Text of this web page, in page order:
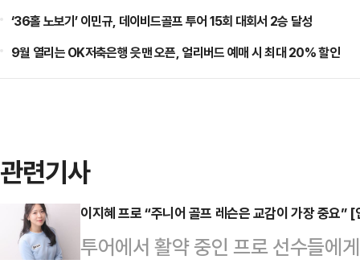
‘36홀 노보기’ 이민규, 데이비드골프 투어 15회 대회서 2승 달성
9월 열리는 OK저축은행 읏맨 오픈, 얼리버드 예매 시 최대 20% 할인
관련기사
이지혜 프로 “주니어 골프 레슨은 교감이 가장 중요”
투어에서 활약 중인 프로 선수들에